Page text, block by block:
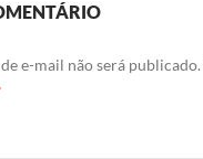
e-mail não será publicado.